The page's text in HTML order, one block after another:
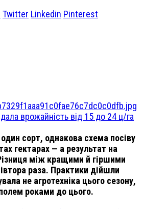
Twitter Linkedin Pinterest
врожайність від 15 до 24 ц/га
сорт, однакова схема посіву
гектарах — а результат на
між кращими й гіршими
раза. Практики дійшли
не агротехніка цього сезону,
роками до цього.